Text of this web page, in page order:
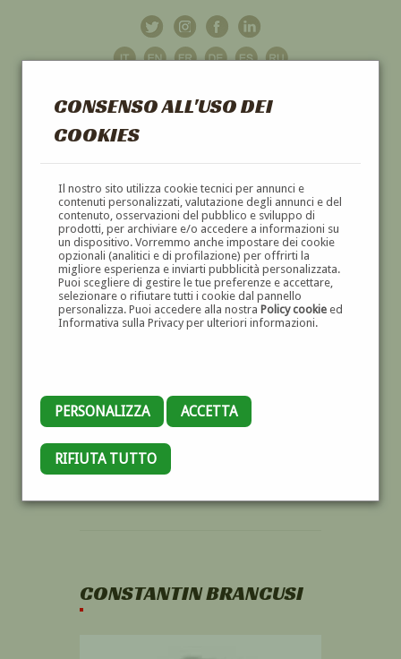
CONSENSO ALL'USO DEI
COOKIES
Il nostro sito utilizza cookie tecnici per annunci e
contenuti personalizzati, valutazione degli annunci e del
contenuto, osservazioni del pubblico e sviluppo di
prodotti, per archiviare e/o accedere a informazioni su
un dispositivo. Vorremmo anche impostare dei cookie
opzionali (analitici e di profilazione) per offrirti la
migliore esperienza e inviarti pubblicità personalizzata.
Puoi scegliere di gestire le tue preferenze e accettare,
selezionare o rifiutare tutti i cookie dal pannello
personalizza. Puoi accedere alla nostra Policy cookieed
Informativa sulla Privacy per ulteriori informazioni.
PERSONALIZZA ACCETTA
RIFIUTA TUTTO
GALLERIAD'ARTE
DIPINTI E SCULTURE '800 E '900
CONSTANTIN BRANCUSI